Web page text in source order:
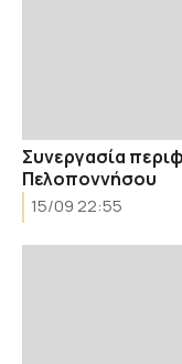
Συνεργασία
Πελοποννήσου
15/09 22:55